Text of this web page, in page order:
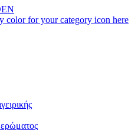
color for your category icon here